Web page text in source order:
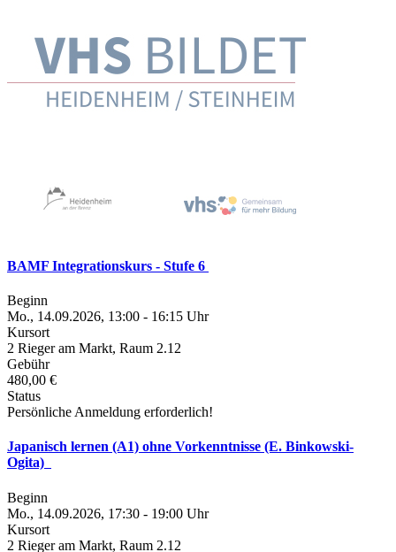
BAMF Integrationskurs - Stufe 6
Beginn
Mo., 14.09.2026, 13:00 - 16:15 Uhr
Kursort
2 Rieger am Markt, Raum 2.12
Gebühr
480,00 €
Status
Persönliche Anmeldung erforderlich!
Japanisch lernen (A1) ohne Vorkenntnisse (E. Binkowski-
Ogita)
Beginn
Mo., 14.09.2026, 17:30 - 19:00 Uhr
Kursort
2 Rieger am Markt, Raum 2.12